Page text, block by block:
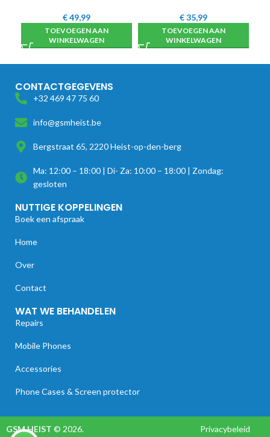
€49,99
TOEVOEGEN AAN
WINKELWAGEN
€35,99
TOEVOEGEN AAN
WINKELWAGEN
CONTACTGEGEVENS
+32 469 47 75 60
info@gsmheist.be
Bergstraat 65, 2220 Heist-op-den-berg
Ma: 12:00 – 18:00 | Di- Za: 10:00 – 18:00 | Zondag:
gesloten
NUTTIGE KOPPELINGEN
Boek een afspraak
Home
Over
Contact
WAT WE BEHANDELEN
Repairs
Mobile Phones
Accessories
Phone Cases & Screen protector
GSM HEIST © 2026. Privacybeleid